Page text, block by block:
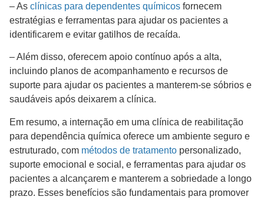
– As clínicas para dependentes químicos fornecem
estratégias e ferramentas para ajudar os pacientes a
identificarem e evitar gatilhos de recaída.
– Além disso, oferecem apoio contínuo após a alta,
incluindo planos de acompanhamento e recursos de
suporte para ajudar os pacientes a manterem-se sóbrios e
saudáveis após deixarem a clínica.
Em resumo, a internação em uma clínica de reabilitação
para dependência química oferece um ambiente seguro e
estruturado, com métodos de tratamento personalizado,
suporte emocional e social, e ferramentas para ajudar os
pacientes a alcançarem e manterem a sobriedade a longo
prazo. Esses benefícios são fundamentais para promover